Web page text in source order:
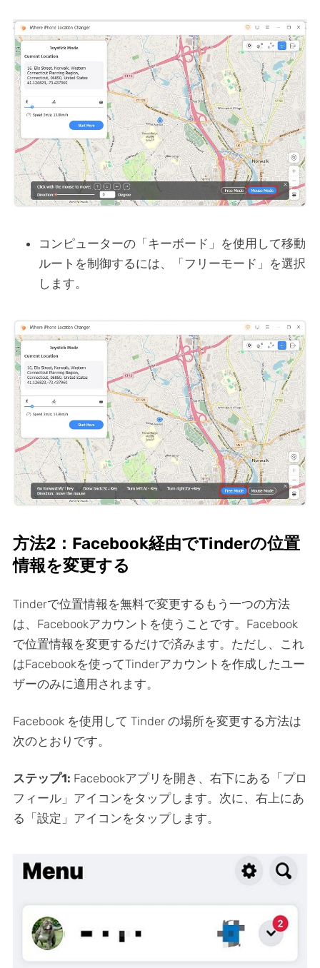
コンピューターの「キーボード」を使用して移動
ルートを制御するには、「フリーモード」を選択
します。
方法2：Facebook経由でTinderの位置
情報を変更する
Tinderで位置情報を無料で変更するもう一つの方法
は、Facebookアカウントを使うことです。Facebook
で位置情報を変更するだけで済みます。ただし、これ
はFacebookを使ってTinderアカウントを作成したユー
ザーのみに適用されます。
Facebook を使用して Tinder の場所を変更する方法は
次のとおりです。
ステップ1: Facebookアプリを開き、右下にある「プロ
フィール」アイコンをタップします。次に、右上にあ
る「設定」アイコンをタップします。